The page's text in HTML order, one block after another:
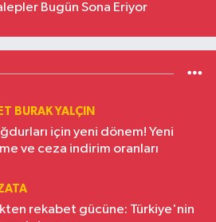
Bugün Sona Eriyor
BURAK YALÇIN
için yeni dönem! Yeni
ve ceza indirim oranları
rekabet gücüne: Türkiye'nin